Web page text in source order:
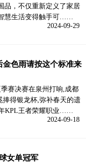
品，不仅重新定义了家居
慧生活变得触手可……
2024-09-29
色雨请按这个标准来
赛决赛在泉州打响,成都
捧得银龙杯,弥补春天的遗
KPL王者荣耀职业……
2024-09-18
女单冠军